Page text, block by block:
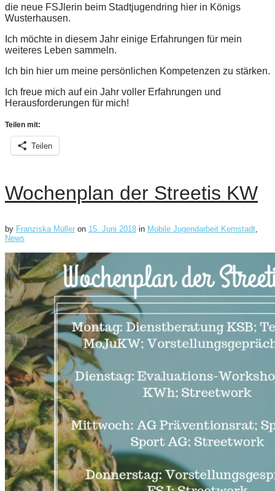
die neue FSJlerin beim Stadtjugendring hier in Königs
Wusterhausen.
Ich möchte in diesem Jahr einige Erfahrungen für mein
weiteres Leben sammeln.
Ich bin hier um meine persönlichen Kompetenzen zu stärken.
Ich freue mich auf ein Jahr voller Erfahrungen und
Herausforderungen für mich!
Teilen mit:
Teilen
Wochenplan der Streetis KW
by Franziska Müller on 15. Juni 2018 in Mobile Jugendarbeit Kernstadt,
News